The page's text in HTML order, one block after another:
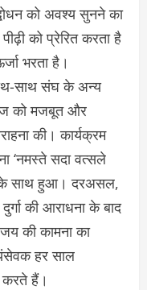
को अवश्य सुनने का
को प्रेरित करता है
भरता है।
साथ संघ के अन्य
को मजबूत और
की। कार्यक्रम
‘नमस्ते सदा वत्सले
के साथ हुआ। दरअसल,
की आराधना के बाद
की कामना का
हर साल
करते हैं।